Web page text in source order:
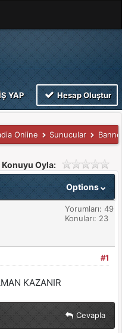
YAP Hesap Oluştur
Online Sunucular
Konuyu Oyla:
Options
Yorumları: 49
Konuları: 23
#1
KAZANIR
Cevapla